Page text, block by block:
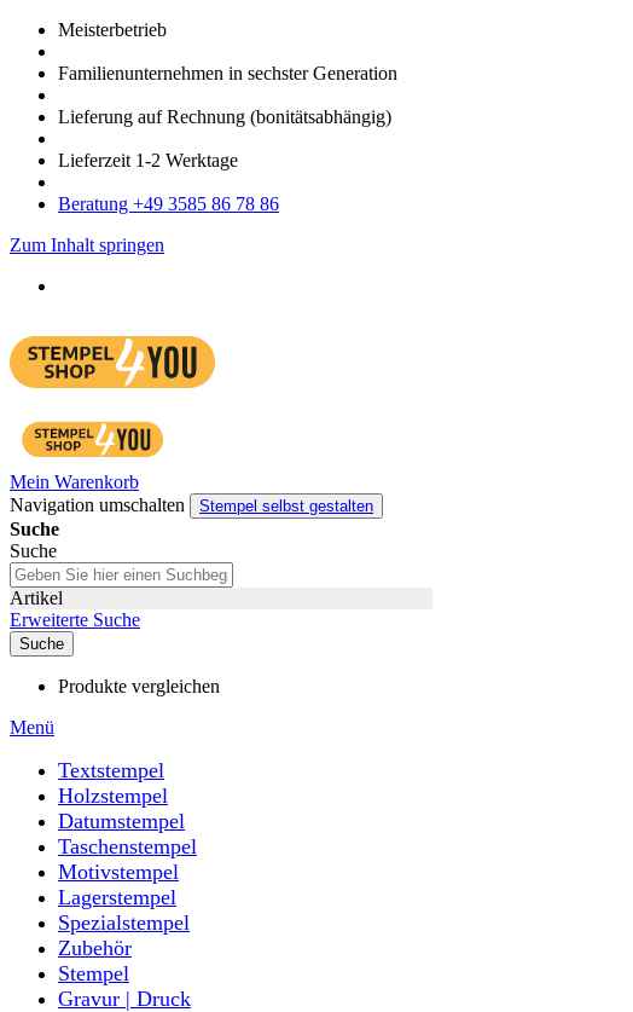
Meister­betrieb
Familien­unter­nehmen in sechster Gene­ration
Lieferung auf Rech­nung (bonitätsabhängig)
Liefer­zeit 1-2 Werk­tage
Bera­tung +49 3585 86 78 86
Zum Inhalt springen
Mein Warenkorb
Navigation umschalten
Stempel selbst gestalten
Suche
Suche
Artikel
Erweiterte Suche
Suche
Produkte vergleichen
Menü
Textstempel
Holzstempel
Datumstempel
Taschenstempel
Motivstempel
Lagerstempel
Spezialstempel
Zubehör
Stempel
Gravur | Druck